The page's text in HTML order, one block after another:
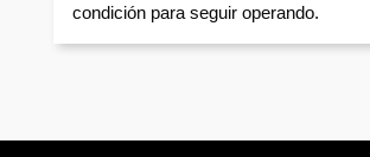
condición para seguir operando.